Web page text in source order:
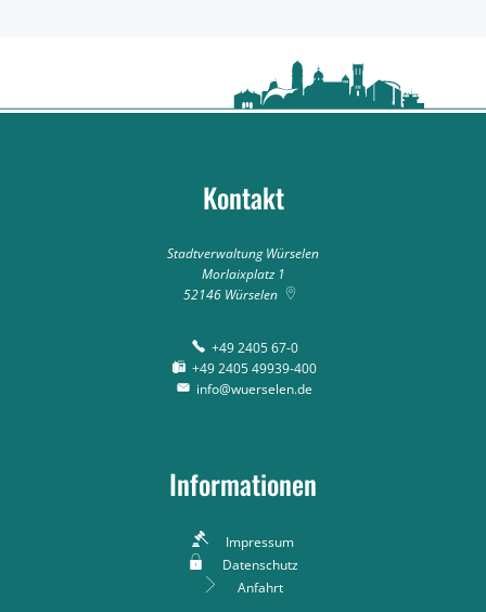
Kontakt
Stadtverwaltung Würselen
Morlaixplatz 1
52146 Würselen
+49 2405 67-0
+49 2405 49939-400
info@wuerselen.de
Informationen
Impressum
Datenschutz
Anfahrt